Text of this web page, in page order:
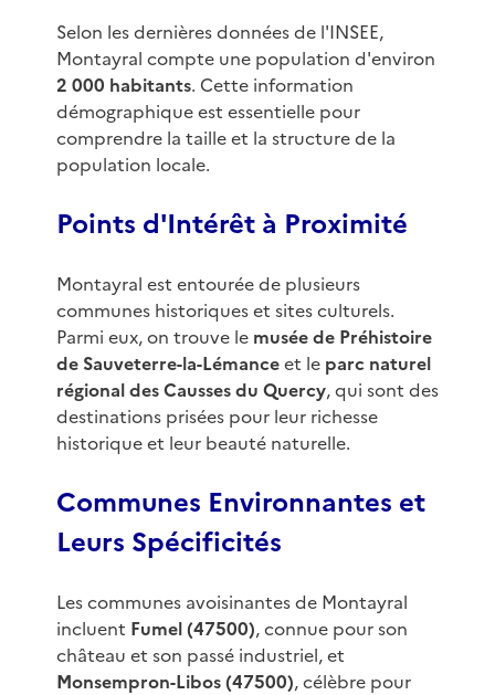
Selon les dernières données de l'INSEE,
Montayral compte une population d'environ
2 000 habitants. Cette information
démographique est essentielle pour
comprendre la taille et la structure de la
population locale.
Points d'Intérêt à Proximité
Montayral est entourée de plusieurs
communes historiques et sites culturels.
Parmi eux, on trouve le musée de Préhistoire
de Sauveterre-la-Lémanceet le parc naturel
régional des Causses du Quercy, qui sont des
destinations prisées pour leur richesse
historique et leur beauté naturelle.
Communes Environnantes et
Leurs Spécificités
Les communes avoisinantes de Montayral
incluent Fumel (47500), connue pour son
château et son passé industriel, et
Monsempron-Libos (47500), célèbre pour